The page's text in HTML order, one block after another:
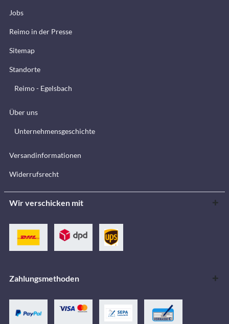
Jobs
Reimo in der Presse
Sitemap
Standorte
Reimo - Egelsbach
Über uns
Unternehmensgeschichte
Versandinformationen
Widerrufsrecht
Wir verschicken mit
Zahlungsmethoden